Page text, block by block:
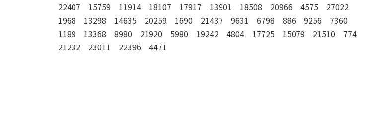
22407 15759 11914 18107 17917 13901 18508 20966 4575 27022
1968 13298 14635 20259 1690 21437 9631 6798 886 9256 7360
1189 13368 8980 21920 5980 19242 4804 17725 15079 21510 774
21232 23011 22396 4471